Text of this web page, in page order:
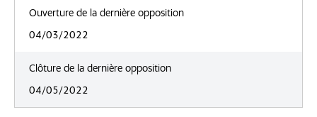
Ouverture de la dernière opposition
04/03/2022
Clôture de la dernière opposition
04/05/2022